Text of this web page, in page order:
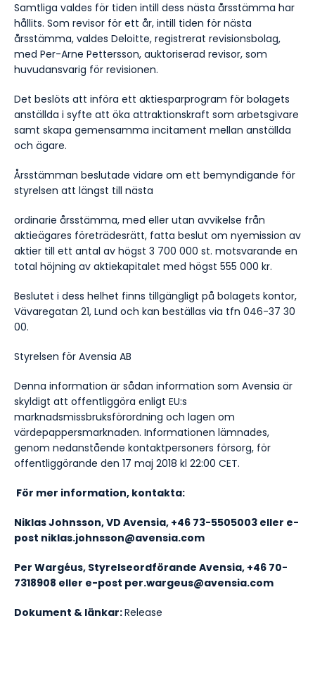
Samtliga valdes för tiden intill dess nästa årsstämma har
hållits. Som revisor för ett år, intill tiden för nästa
årsstämma, valdes Deloitte, registrerat revisionsbolag,
med Per-Arne Pettersson, auktoriserad revisor, som
huvudansvarig för revisionen.
Det beslöts att införa ett aktiesparprogram för bolagets
anställda i syfte att öka attraktionskraft som arbetsgivare
samt skapa gemensamma incitament mellan anställda
och ägare.
Årsstämman beslutade vidare om ett bemyndigande för
styrelsen att längst till nästa
ordinarie årsstämma, med eller utan avvikelse från
aktieägares företrädesrätt, fatta beslut om nyemission av
aktier till ett antal av högst 3 700 000 st. motsvarande en
total höjning av aktiekapitalet med högst 555 000 kr.
Beslutet i dess helhet finns tillgängligt på bolagets kontor,
Vävaregatan 21, Lund och kan beställas via tfn 046-37 30
00.
Styrelsen för Avensia AB
Denna information är sådan information som Avensia är
skyldigt att offentliggöra enligt EU:s
marknadsmissbruksförordning och lagen om
värdepappersmarknaden. Informationen lämnades,
genom nedanstående kontaktpersoners försorg, för
offentliggörande den 17 maj 2018 kl 22:00 CET.
För mer information, kontakta:
Niklas Johnsson,VD Avensia, +46 73-5505003 eller e-
post niklas.johnsson@avensia.com
Per Wargéus, Styrelseordförande Avensia, +46 70-
7318908 eller e-post per.wargeus@avensia.com
Dokument & länkar:Release